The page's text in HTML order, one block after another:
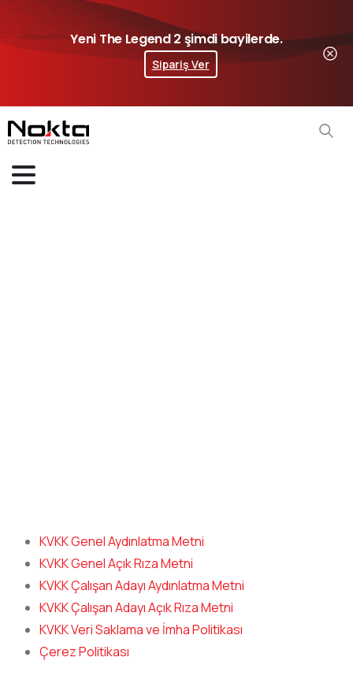
Yeni The Legend 2 şimdi bayilerde.
Sipariş Ver
KVKK Genel Aydınlatma Metni
KVKK Genel Açık Rıza Metni
KVKK Çalışan Adayı Aydınlatma Metni
KVKK Çalışan Adayı Açık Rıza Metni
KVKK Veri Saklama ve İmha Politikası
Çerez Politikası